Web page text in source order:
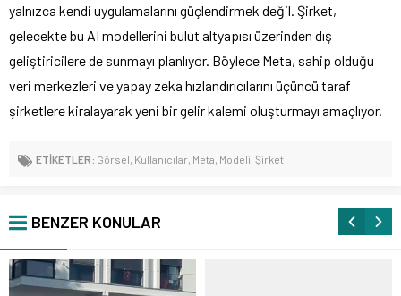
yalnızca kendi uygulamalarını güçlendirmek değil. Şirket,
gelecekte bu AI modellerini bulut altyapısı üzerinden dış
geliştiricilere de sunmayı planlıyor. Böylece Meta, sahip olduğu
veri merkezleri ve yapay zeka hızlandırıcılarını üçüncü taraf
şirketlere kiralayarak yeni bir gelir kalemi oluşturmayı amaçlıyor.
ETİKETLER: Görsel, Kullanıcılar, Meta, Modeli, Şirket
BENZER KONULAR